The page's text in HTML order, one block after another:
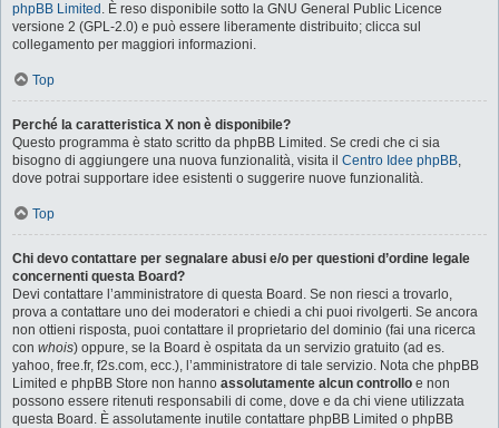
phpBB Limited . È reso disponibile sotto la GNU General Public Licence
versione 2 (GPL-2.0) e può essere liberamente distribuito; clicca sul
collegamento per maggiori informazioni.
Top
Perché la caratteristica X non è disponibile?
Questo programma è stato scritto da phpBB Limited. Se credi che ci sia
bisogno di aggiungere una nuova funzionalità, visita il Centro Idee phpBB,
dove potrai supportare idee esistenti o suggerire nuove funzionalità.
Top
Chi devo contattare per segnalare abusi e/o per questioni d’ordine legale
concernenti questa Board?
Devi contattare l’amministratore di questa Board. Se non riesci a trovarlo,
prova a contattare uno dei moderatori e chiedi a chi puoi rivolgerti. Se ancora
non ottieni risposta, puoi contattare il proprietario del dominio (fai una ricerca
con whois) oppure, se la Board è ospitata da un servizio gratuito (ad es.
yahoo, free.fr, f2s.com, ecc.), l’amministratore di tale servizio. Nota che phpBB
Limited e phpBB Store non hanno assolutamente alcun controllo e non
possono essere ritenuti responsabili di come, dove e da chi viene utilizzata
questa Board. È assolutamente inutile contattare phpBB Limited o phpBB